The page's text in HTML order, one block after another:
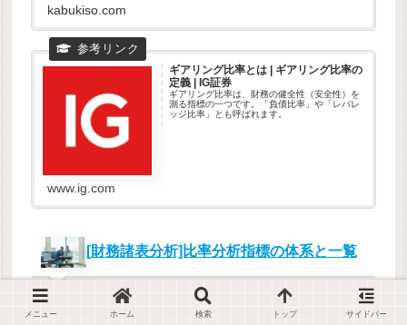
kabukiso.com
ギアリング比率とは | ギアリング比率の
定義 | IG証券
ギアリング比率は、財務の健全性（安全性）を
測る指標の一つです。「負債比率」や「レバレ
ッジ比率」とも呼ばれます。
www.ig.com
[財務諸表分析]比率分析指標の体系と一覧
1 財務諸表分析の理論 経営分析との関係、EVAツリー
メニュー ホーム 検索 トップ サイドバー